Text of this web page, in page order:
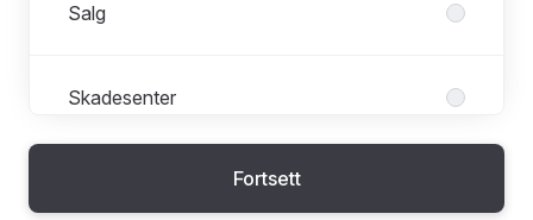
Salg
Skadesenter
Fortsett